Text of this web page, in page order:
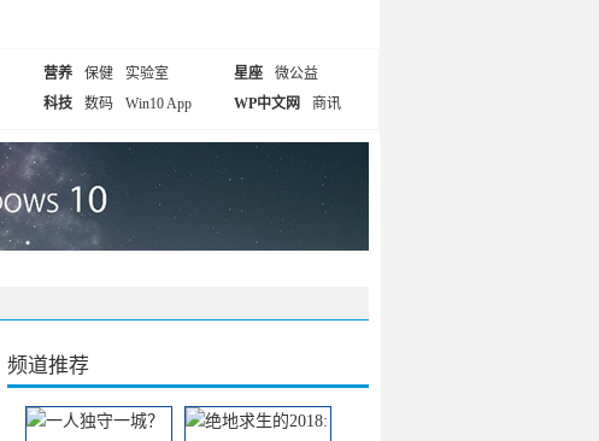
营养 保健
实验室
科技
数码 Win10 App
星座
微公益
WP中文网
商讯
频道推荐